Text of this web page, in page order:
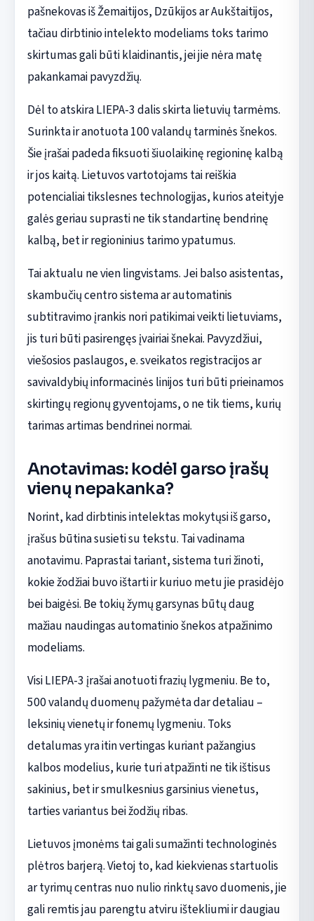
pašnekovas iš Žemaitijos, Dzūkijos ar Aukštaitijos,
tačiau dirbtinio intelekto modeliams toks tarimo
skirtumas gali būti klaidinantis, jei jie nėra matę
pakankamai pavyzdžių.
Dėl to atskira LIEPA-3 dalis skirta lietuvių tarmėms.
Surinkta ir anotuota 100 valandų tarminės šnekos.
Šie įrašai padeda fiksuoti šiuolaikinę regioninę kalbą
ir jos kaitą. Lietuvos vartotojams tai reiškia
potencialiai tikslesnes technologijas, kurios ateityje
galės geriau suprasti ne tik standartinę bendrinę
kalbą, bet ir regioninius tarimo ypatumus.
Tai aktualu ne vien lingvistams. Jei balso asistentas,
skambučių centro sistema ar automatinis
subtitravimo įrankis nori patikimai veikti lietuviams,
jis turi būti pasirengęs įvairiai šnekai. Pavyzdžiui,
viešosios paslaugos, e. sveikatos registracijos ar
savivaldybių informacinės linijos turi būti prieinamos
skirtingų regionų gyventojams, o ne tik tiems, kurių
tarimas artimas bendrinei normai.
Anotavimas: kodėl garso įrašų
vienų nepakanka?
Norint, kad dirbtinis intelektas mokytųsi iš garso,
įrašus būtina susieti su tekstu. Tai vadinama
anotavimu. Paprastai tariant, sistema turi žinoti,
kokie žodžiai buvo ištarti ir kuriuo metu jie prasidėjo
bei baigėsi. Be tokių žymų garsynas būtų daug
mažiau naudingas automatinio šnekos atpažinimo
modeliams.
Visi LIEPA-3 įrašai anotuoti frazių lygmeniu. Be to,
500 valandų duomenų pažymėta dar detaliau –
leksinių vienetų ir fonemų lygmeniu. Toks
detalumas yra itin vertingas kuriant pažangius
kalbos modelius, kurie turi atpažinti ne tik ištisus
sakinius, bet ir smulkesnius garsinius vienetus,
tarties variantus bei žodžių ribas.
Lietuvos įmonėms tai gali sumažinti technologinės
plėtros barjerą. Vietoj to, kad kiekvienas startuolis
ar tyrimų centras nuo nulio rinktų savo duomenis, jie
gali remtis jau parengtu atviru ištekliumi ir daugiau